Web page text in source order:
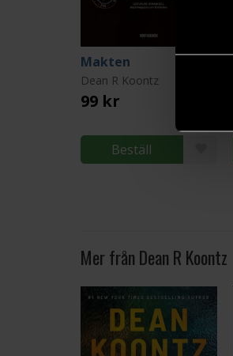
Makten
Dean R Koontz
99 kr
Beställ
Mer från Dean R Koontz